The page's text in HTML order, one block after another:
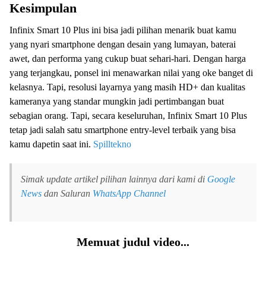
Kesimpulan
Infinix Smart 10 Plus ini bisa jadi pilihan menarik buat kamu
yang nyari smartphone dengan desain yang lumayan, baterai
awet, dan performa yang cukup buat sehari-hari. Dengan harga
yang terjangkau, ponsel ini menawarkan nilai yang oke banget di
kelasnya. Tapi, resolusi layarnya yang masih HD+ dan kualitas
kameranya yang standar mungkin jadi pertimbangan buat
sebagian orang. Tapi, secara keseluruhan, Infinix Smart 10 Plus
tetap jadi salah satu smartphone entry-level terbaik yang bisa
kamu dapetin saat ini. Spilltekno
Simak update artikel pilihan lainnya dari kami di Google
News dan Saluran WhatsApp Channel
Memuat judul video...